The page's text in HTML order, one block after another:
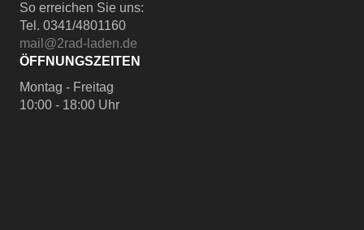
So erreichen Sie uns:
Tel. 0341/4801160
mail@2rad-laden.de
ÖFFNUNGSZEITEN
Montag - Freitag
10:00 - 18:00 Uhr